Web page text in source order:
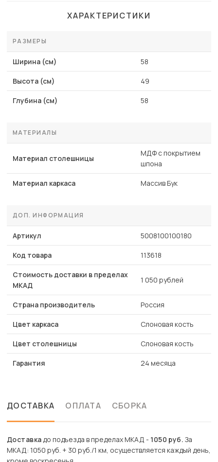
ХАРАКТЕРИСТИКИ
РАЗМЕРЫ
Ширина (см) 58
Высота (см) 49
Глубина (см) 58
МАТЕРИАЛЫ
Материал столешницы
МДФ с покрытием
шпона
Материал каркаса Массив Бук
ДОП. ИНФОРМАЦИЯ
Артикул 5008100100180
Код товара 113618
Стоимость доставки в пределах
МКАД
1 050 рублей
Страна производитель Россия
Цвет каркаса Слоновая кость
Цвет столешницы Слоновая кость
Гарантия 24 месяца
ДОСТАВКА ОПЛАТА СБОРКА
Доставкадо подъезда в пределах МКАД - 1050 руб. За
МКАД: 1050 руб. + 30 руб./1 км, осуществляется каждый день,